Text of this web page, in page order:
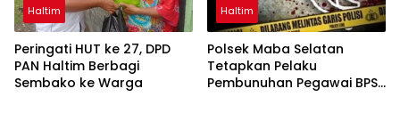
Haltim
Peringati HUT ke 27, DPD
PAN Haltim Berbagi
Sembako ke Warga
Haltim
Polsek Maba Selatan
Tetapkan Pelaku
Pembunuhan Pegawai BPS